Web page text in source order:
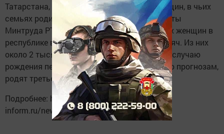
Татарстана, родивших первенца, и 277 женщин, в чьих
семьях родился третий ребенок. Специалисты
Минтруда РТ прогнозируют, что число таких женщин в
республике в этом году будет более 2,5 тысяч. Из них
около 2 тысяч женщин получат выплату по случаю
рождения первенцев и более 400 женщин, по прогнозам,
родят третьего ребенка.
Подробнее: https://www.tatar-
inform.ru/news/2018/10/22/630868/